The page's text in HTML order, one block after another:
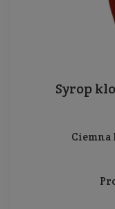
Syrop
Ciemna